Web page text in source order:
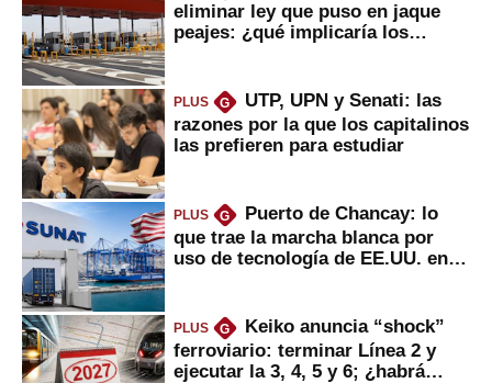
eliminar ley que puso en jaque
peajes: ¿qué implicaría los
PLUS G
UTP, UPN y Senati: las
razones por la que los capitalinos
las prefieren para estudiar
PLUS G
Puerto de Chancay: lo
que trae la marcha blanca por
uso de tecnología de EE.UU. en
PLUS G
Keiko anuncia “shock”
ferroviario: terminar Línea 2 y
ejecutar la 3, 4, 5 y 6; ¿habrá